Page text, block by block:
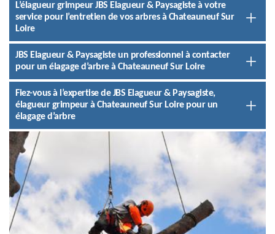
L’élagueur grimpeur JBS Elagueur & Paysagiste à votre
service pour l’entretien de vos arbres à Chateauneuf Sur
Loire
JBS Elagueur & Paysagiste un professionnel à contacter
pour un élagage d’arbre à Chateauneuf Sur Loire
Fiez-vous à l’expertise de JBS Elagueur & Paysagiste,
élagueur grimpeur à Chateauneuf Sur Loire pour un
élagage d’arbre